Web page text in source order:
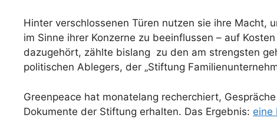
Hinter verschlossenen Türen nutzen sie ihre Macht,
im Sinne ihrer Konzerne zu beeinflussen – auf
dazugehört, zählte bislang zu den am strengsten
politischen Ablegers, der „Stiftung
Greenpeace hat monatelang recherchiert,
Dokumente der Stiftung erhalten. Das Ergebnis: eine